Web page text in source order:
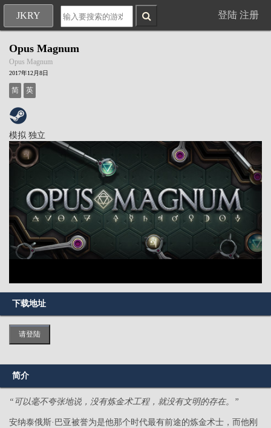
JKRY 登陆 注册
Opus Magnum
Opus Magnum
2017年12月8日
简 英
模拟 独立
下载地址
请登陆
简介
“可以毫不夸张地说，没有炼金术工程，就没有文明的存在。”
安纳泰俄斯·巴亚被誉为是他那个时代最有前途的炼金术士，而他刚